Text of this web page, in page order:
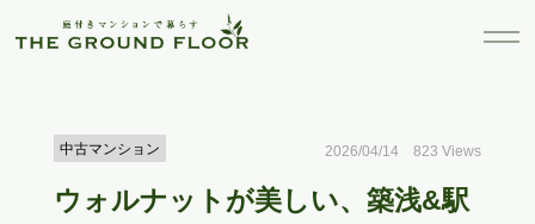
中古マンション 2026/04/14 823 Views
ウォルナットが美しい、築浅&駅